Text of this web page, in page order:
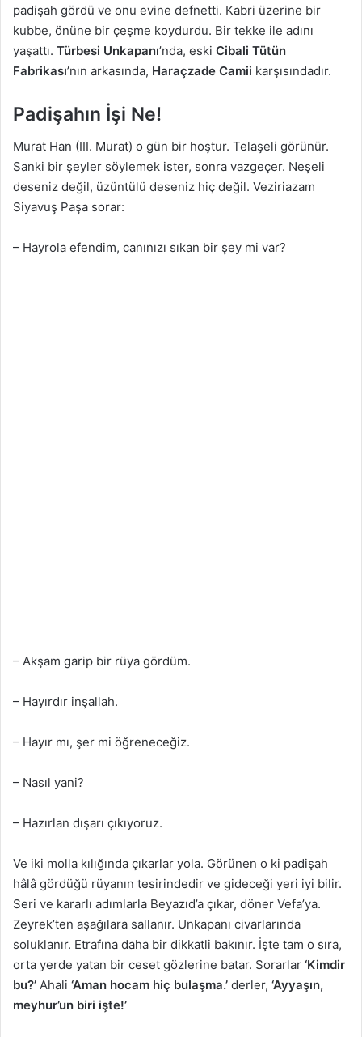
padişah gördü ve onu evine defnetti. Kabri üzerine bir
kubbe, önüne bir çeşme koydurdu. Bir tekke ile adını
yaşattı. Türbesi Unkapanı’nda, eski Cibali Tütün
Fabrikası’nın arkasında, Haraçzade Camii karşısındadır.
Padişahın İşi Ne!
Murat Han (III. Murat) o gün bir hoştur. Telaşeli görünür.
Sanki bir şeyler söylemek ister, sonra vazgeçer. Neşeli
deseniz değil, üzüntülü deseniz hiç değil. Veziriazam
Siyavuş Paşa sorar:
– Hayrola efendim, canınızı sıkan bir şey mi var?
– Akşam garip bir rüya gördüm.
– Hayırdır inşallah.
– Hayır mı, şer mi öğreneceğiz.
– Nasıl yani?
– Hazırlan dışarı çıkıyoruz.
Ve iki molla kılığında çıkarlar yola. Görünen o ki padişah
hâlâ gördüğü rüyanın tesirindedir ve gideceği yeri iyi bilir.
Seri ve kararlı adımlarla Beyazıd’a çıkar, döner Vefa’ya.
Zeyrek’ten aşağılara sallanır. Unkapanı civarlarında
soluklanır. Etrafına daha bir dikkatli bakınır. İşte tam o sıra,
orta yerde yatan bir ceset gözlerine batar. Sorarlar ‘Kimdir
bu?’ Ahali ‘Aman hocam hiç bulaşma.’ derler, ‘Ayyaşın,
meyhur’un biri işte!’